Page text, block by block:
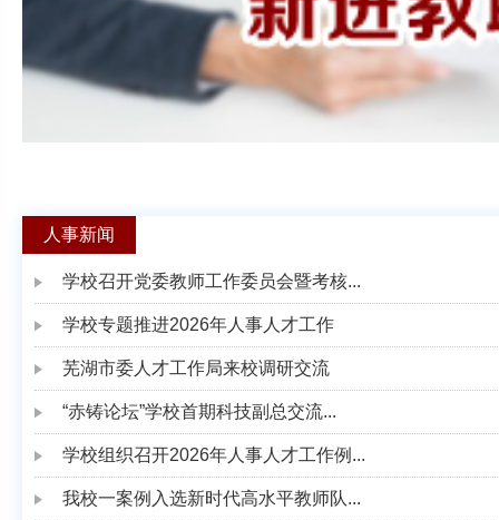
人事新闻
学校召开党委教师工作委员会暨考核...
学校专题推进2026年人事人才工作
芜湖市委人才工作局来校调研交流
“赤铸论坛”学校首期科技副总交流...
学校组织召开2026年人事人才工作例...
我校一案例入选新时代高水平教师队...